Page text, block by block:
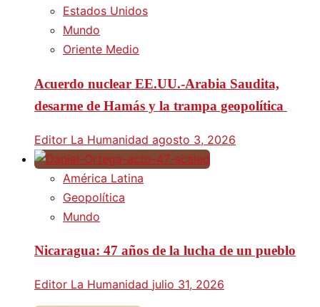
Estados Unidos
Mundo
Oriente Medio
Acuerdo nuclear EE.UU.-Arabia Saudita,
desarme de Hamás y la trampa geopolítica
Editor La Humanidad agosto 3, 2026
América Latina
Geopolítica
Mundo
Nicaragua: 47 años de la lucha de un pueblo
Editor La Humanidad julio 31, 2026